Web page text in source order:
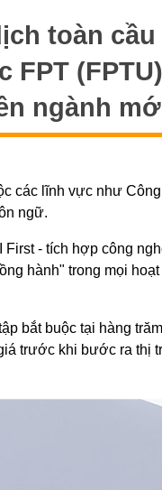
toàn
ngành
các lĩnh vực như
ngữ.
- tích hợp công
hành" trong mọi
bắt buộc tại hàng
trước khi bước ra thị